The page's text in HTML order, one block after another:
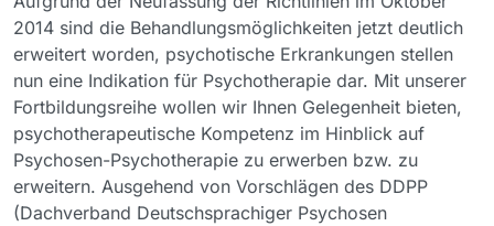
2014 sind die Behandlungsmöglichkeiten jetzt deutlich
erweitert worden, psychotische Erkrankungen stellen
nun eine Indikation für Psychotherapie dar. Mit unserer
Fortbildungsreihe wollen wir Ihnen Gelegenheit bieten,
psychotherapeutische Kompetenz im Hinblick auf
Psychosen-Psychotherapie zu erwerben bzw. zu
erweitern. Ausgehend von Vorschlägen des DDPP
(Dachverband Deutschsprachiger Psychosen